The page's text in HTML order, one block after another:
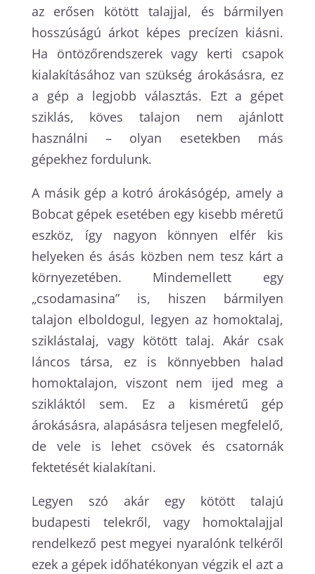
az erősen kötött talajjal, és bármilyen
hosszúságú árkot képes precízen kiásni.
Ha öntözőrendszerek vagy kerti csapok
kialakításához van szükség árokásásra, ez
a gép a legjobb választás. Ezt a gépet
sziklás, köves talajon nem ajánlott
használni – olyan esetekben más
gépekhez fordulunk.
A másik gép a kotró árokásógép, amely a
Bobcat gépek esetében egy kisebb méretű
eszköz, így nagyon könnyen elfér kis
helyeken és ásás közben nem tesz kárt a
környezetében. Mindemellett egy
„csodamasina” is, hiszen bármilyen
talajon elboldogul, legyen az homoktalaj,
sziklástalaj, vagy kötött talaj. Akár csak
láncos társa, ez is könnyebben halad
homoktalajon, viszont nem ijed meg a
szikláktól sem. Ez a kisméretű gép
árokásásra, alapásásra teljesen megfelelő,
de vele is lehet csövek és csatornák
fektetését kialakítani.
Legyen szó akár egy kötött talajú
budapesti telekről, vagy homoktalajjal
rendelkező pest megyei nyaralónk telkéről
ezek a gépek időhatékonyan végzik el azt a